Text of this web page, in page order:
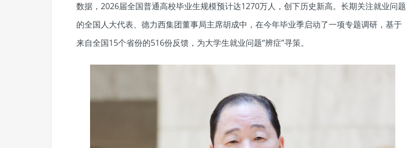
数据，2026届全国普通高校毕业生规模预计达1270万人，创下历史新高。长期关注就业问题
的全国人大代表、德力西集团董事局主席胡成中，在今年毕业季启动了一项专题调研，基于
来自全国15个省份的516份反馈，为大学生就业问题“辨症”寻策。